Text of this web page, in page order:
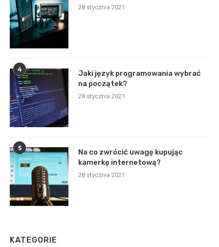
28 stycznia 2021
4
Jaki język programowania wybrać
na początek?
28 stycznia 2021
5
Na co zwrócić uwagę kupując
kamerkę internetową?
28 stycznia 2021
KATEGORIE